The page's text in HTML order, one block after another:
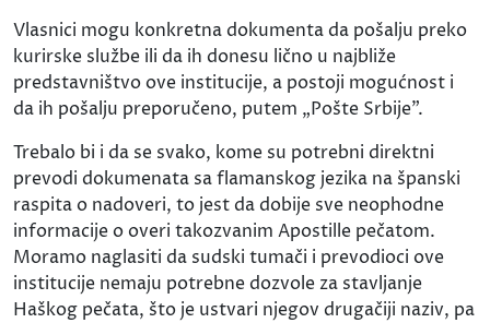
Vlasnici mogu konkretna dokumenta da pošalju preko
kurirske službe ili da ih donesu lično u najbliže
predstavništvo ove institucije, a postoji mogućnost i
da ih pošalju preporučeno, putem „Pošte Srbije".
Trebalo bi i da se svako, kome su potrebni direktni
prevodi dokumenata sa flamanskog jezika na španski
raspita o nadoveri, to jest da dobije sve neophodne
informacije o overi takozvanim Apostille pečatom.
Moramo naglasiti da sudski tumači i prevodioci ove
institucije nemaju potrebne dozvole za stavljanje
Haškog pečata, što je ustvari njegov drugačiji naziv, pa